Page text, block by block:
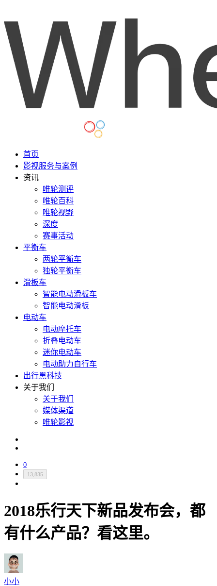
首页
影视服务与案例
资讯
唯轮测评
唯轮百科
唯轮视野
深度
赛事活动
平衡车
两轮平衡车
独轮平衡车
滑板车
智能电动滑板车
智能电动滑板
电动车
电动摩托车
折叠电动车
迷你电动车
电动助力自行车
出行黑科技
关于我们
关于我们
媒体渠道
唯轮影视
0
13,835
2018乐行天下新品发布会，都
有什么产品？看这里。
小小